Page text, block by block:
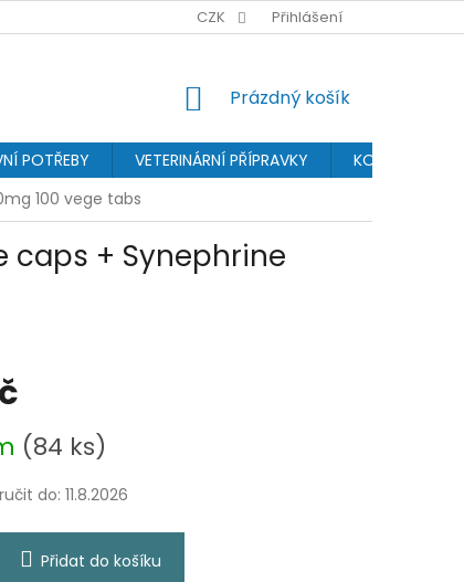
PROVIZNÍ SYSTÉM OCHRANA
CZK Přihlášení
NÁKUPNÍ
Prázdný košík
POTŘEBY VETERINÁRNÍ PŘÍPRAVKY
KOSMETIKA
100 vege tabs
caps + Synephrine
(84 ks)
do: 11.8.2026
Přidat do košíku